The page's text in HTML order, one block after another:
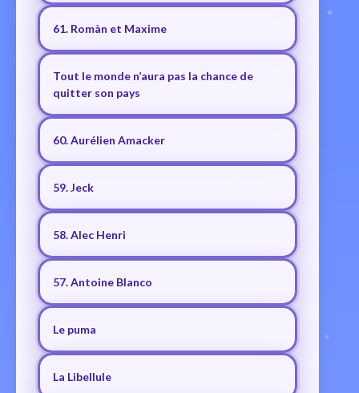
61. Romàn et Maxime
Tout le monde n’aura pas la chance de
quitter son pays
60. Aurélien Amacker
59. Jeck
58. Alec Henri
57. Antoine Blanco
Le puma
La Libellule